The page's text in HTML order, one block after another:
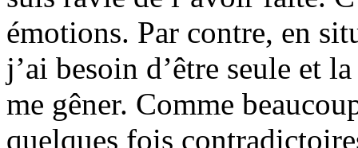
émotions. Par contre, en
j’ai besoin d’être seule et
me gêner. Comme
quelques fois